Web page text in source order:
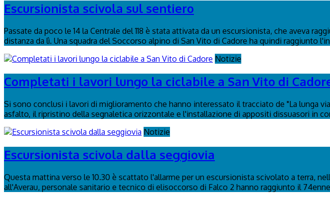
Escursionista scivola sul sentiero
Passate da poco le 14 la Centrale del 118 è stata attivata da un escursionista, che aveva
distanza da lì. Una squadra del Soccorso alpino di San Vito di Cadore ha quindi raggiunto
Notizie
Completati i lavori lungo la ciclabile a San Vito di
Si sono conclusi i lavori di miglioramento che hanno interessato il tracciato de "La lunga
asfalto, il ripristino della segnaletica orizzontale e l'installazione di appositi dissuasori in
Notizie
Escursionista scivola dalla seggiovia
Questa mattina verso le 10.30 è scattato l'allarme per un escursionista scivolato a terra,
all'Averau, personale sanitario e tecnico di elisoccorso di Falco 2 hanno raggiunto il